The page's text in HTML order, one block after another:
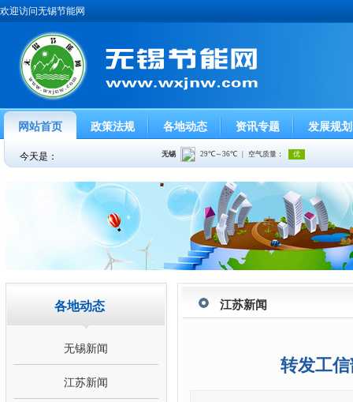
欢迎访问无锡节能网
网站首页 政策法规 各地动态 资讯专题 发展规划
今天是：
各地动态
无锡新闻
江苏新闻
江苏新闻
转发工